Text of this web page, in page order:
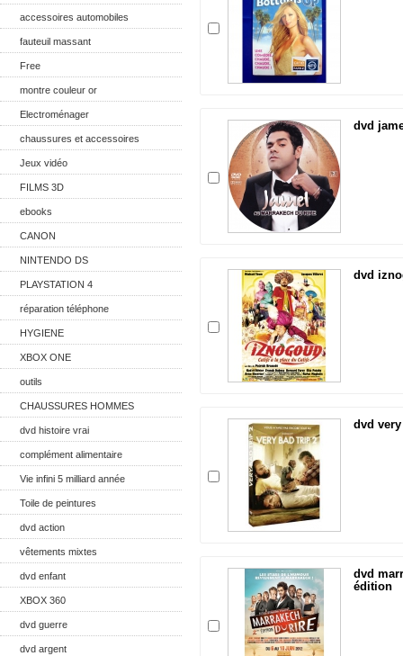
accessoires automobiles
fauteuil massant
Free
montre couleur or
Electroménager
chaussures et accessoires
Jeux vidéo
FILMS 3D
ebooks
CANON
NINTENDO DS
PLAYSTATION 4
réparation téléphone
HYGIENE
XBOX ONE
outils
CHAUSSURES HOMMES
dvd histoire vrai
complément alimentaire
Vie infini 5 milliard année
Toile de peintures
dvd action
vêtements mixtes
dvd enfant
XBOX 360
dvd guerre
dvd argent
dvd
dvd
dvd
dvd
édition